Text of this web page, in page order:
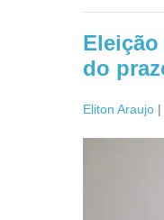
do
Eliton Araujo |